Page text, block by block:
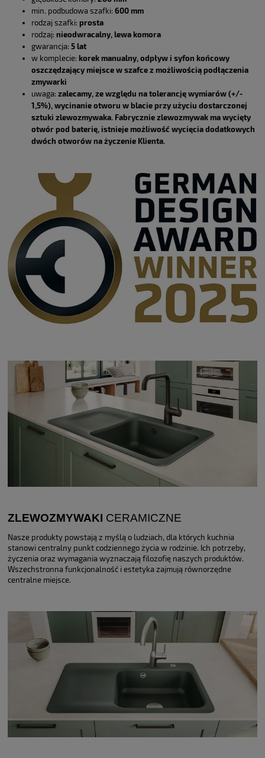
min. podbudowa szafki: 600 mm
rodzaj szafki: prosta
rodzaj: nieodwracalny, lewa komora
gwarancja: 5 lat
w komplecie: korek manualny, odpływ i syfon końcowy
oszczędzający miejsce w szafce z możliwością podłączenia
zmywarki
uwaga: zalecamy, ze względu na tolerancję wymiarów (+/-
1,5%), wycinanie otworu w blacie przy użyciu dostarczonej
sztuki zlewozmywaka. Fabrycznie zlewozmywak ma wycięty
otwór pod baterię, istnieje możliwość wycięcia dodatkowych
dwóch otworów na życzenie Klienta.
ZLEWOZMYWAKI CERAMICZNE
Nasze produkty powstają z myślą o ludziach, dla których kuchnia
stanowi centralny punkt codziennego życia w rodzinie. Ich potrzeby,
życzenia oraz wymagania wyznaczają filozofię naszych produktów.
Wszechstronna funkcjonalność i estetyka zajmują równorzędne
centralne miejsce.